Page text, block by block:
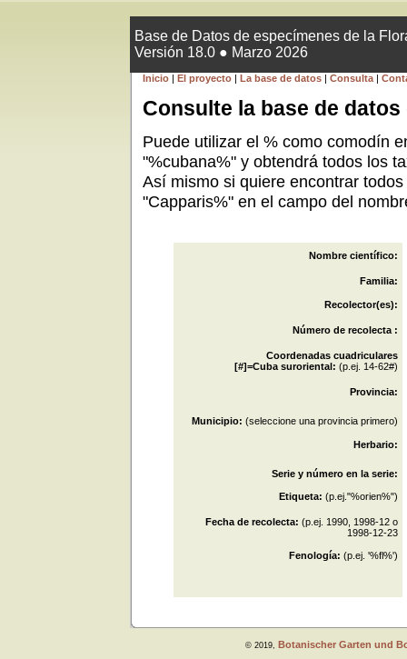
Base de Datos de especímenes de la
Versión 18.0 ● Marzo 2026
Inicio | El proyecto | La base de datos | Consulta |
Consulte la base de
Puede utilizar el % como comodín
"%cubana%" y obtendrá todos los
Así mismo si quiere encontrar
"Capparis%" en el campo del
Nombre científico:
Familia:
Recolector(es):
Número de recolecta :
Coordenadas cuadriculares
[#]=Cuba suroriental: (p.ej. 14-62#)
Provincia:
Municipio: (seleccione una provincia primero)
Herbario:
Serie y número en la serie:
Etiqueta: (p.ej."%orien%")
Fecha de recolecta: (p.ej. 1990, 1998-12 o
1998-12-23
Fenología: (p.ej. '%fl%')
© 2019, Botanischer Garten und